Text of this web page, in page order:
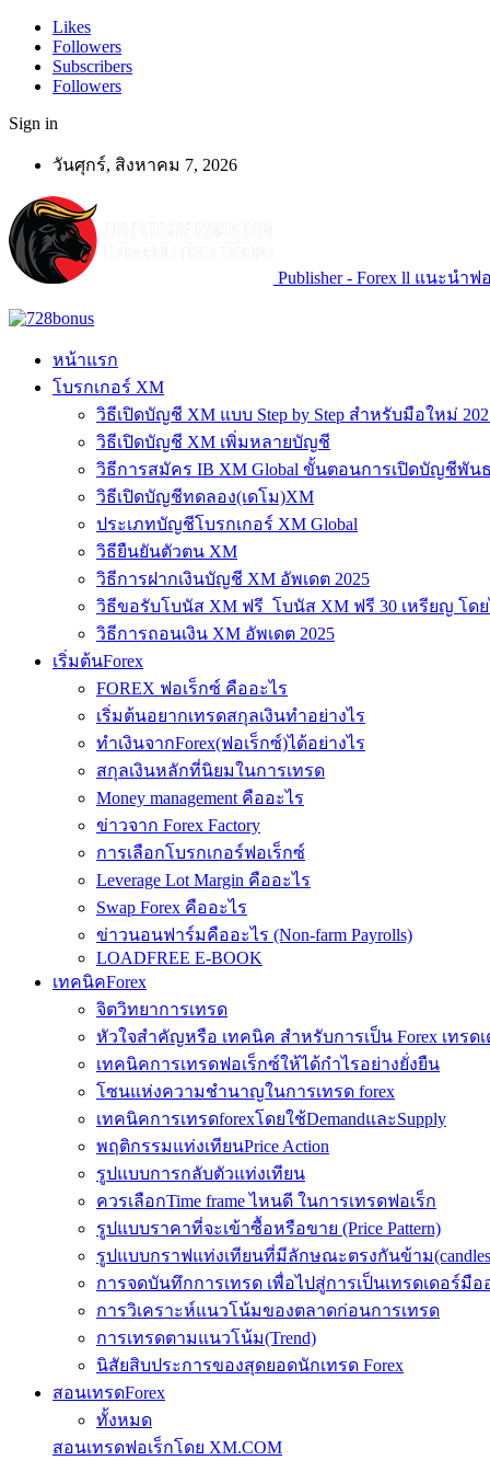
Likes
Followers
Subscribers
Followers
Sign in
วันศุกร์, สิงหาคม 7, 2026
Publisher - Forex ll แนะนำ
หน้าแรก
โบรกเกอร์ XM
วิธีเปิดบัญชี XM แบบ Step by Step สำหรับมือใหม่
วิธีเปิดบัญชี XM เพิ่มหลายบัญชี
วิธีการสมัคร IB XM Global ขั้นตอนการเปิดบัญชีพันธ
วิธีเปิดบัญชีทดลอง(เดโม)XM
ประเภทบัญชีโบรกเกอร์ XM Global
วิธียืนยันตัวตน XM
วิธีการฝากเงินบัญชี XM อัพเดต 2025
วิธีขอรับโบนัส XM ฟรี โบนัส XM ฟรี 30 เหรียญ โดย
วิธีการถอนเงิน XM อัพเดต 2025
เริ่มต้นForex
FOREX ฟอเร็กซ์ คืออะไร
เริ่มต้นอยากเทรดสกุลเงินทำอย่างไร
ทำเงินจากForex(ฟอเร็กซ์)ได้อย่างไร
สกุลเงินหลักที่นิยมในการเทรด
Money management คืออะไร
ข่าวจาก Forex Factory
การเลือกโบรกเกอร์ฟอเร็กซ์
Leverage Lot Margin คืออะไร
Swap Forex คืออะไร
ข่าวนอนฟาร์มคืออะไร (Non-farm Payrolls)
LOADFREE E-BOOK
เทคนิคForex
จิตวิทยาการเทรด
หัวใจสำคัญหรือ เทคนิค สำหรับการเป็น Forex เทรดเ
เทคนิคการเทรดฟอเร็กซ์ให้ได้กำไรอย่างยั่งยืน
โซนแห่งความชำนาญในการเทรด forex
เทคนิคการเทรดforexโดยใช้DemandและSupply
พฤติกรรมแท่งเทียนPrice Action
รูปแบบการกลับตัวแท่งเทียน
ควรเลือกTime frame ไหนดี ในการเทรดฟอเร็ก
รูปแบบราคาที่จะเข้าซื้อหรือขาย (Price Pattern)
รูปแบบกราฟแท่งเทียนที่มีลักษณะตรงกันข้าม
การจดบันทึกการเทรด เพื่อไปสู่การเป็นเทรดเดอร์มื
การวิเคราะห์แนวโน้มของตลาดก่อนการเทรด
การเทรดตามแนวโน้ม(Trend)
นิสัยสิบประการของสุดยอดนักเทรด Forex
สอนเทรดForex
ทั้งหมด
สอนเทรดฟอเร็กโดย XM.COM